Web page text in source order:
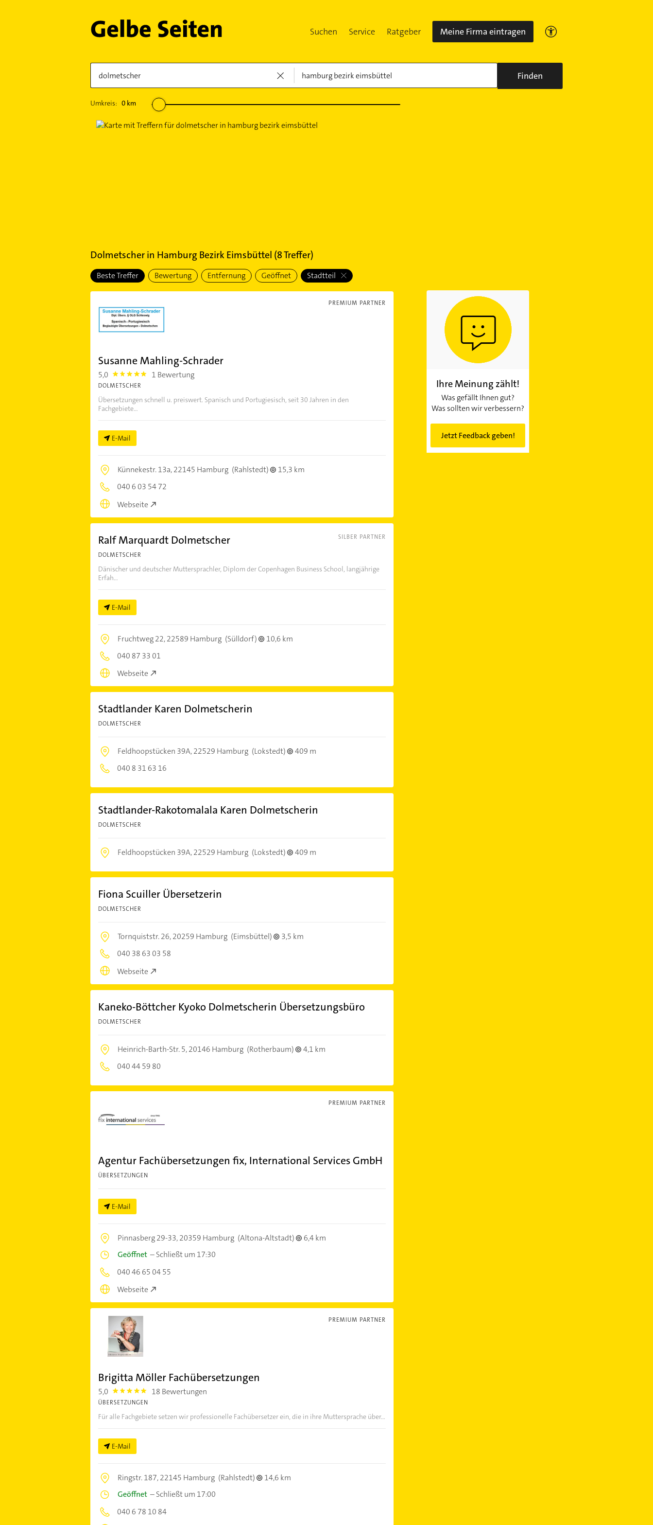
Suchen Service Ratgeber Meine Firma eintragen
Finden
Umkreis: 0km
Dolmetscherin Hamburg Bezirk Eimsbüttel (8Treffer)
Beste Treffer Bewertung Entfernung Geöffnet Stadtteil
PREMIUM PARTNER
Susanne Mahling-Schrader
5,0 5.0 1 Bewertung
DOLMETSCHER
Übersetzungen schnell u. preiswert. Spanisch und Portugiesisch, seit 30 Jahren in den
Fachgebiete...
E-Mail
Künnekestr. 13a,22145 Hamburg (Rahlstedt)
15,3 km
040 6 03 54 72
Webseite
SILBER PARTNER
Ralf Marquardt Dolmetscher
DOLMETSCHER
Dänischer und deutscher Muttersprachler, Diplom der Copenhagen Business School, langjährige
Erfah...
E-Mail
Fruchtweg 22,22589 Hamburg (Sülldorf)
10,6 km
040 87 33 01
Webseite
Stadtlander Karen Dolmetscherin
DOLMETSCHER
Feldhoopstücken 39A,22529 Hamburg (Lokstedt)
409 m
040 8 31 63 16
Stadtlander-Rakotomalala Karen Dolmetscherin
DOLMETSCHER
Feldhoopstücken 39A,22529 Hamburg (Lokstedt) 409 m
Fiona Scuiller Übersetzerin
DOLMETSCHER
Tornquiststr. 26,20259 Hamburg (Eimsbüttel)
3,5 km
040 38 63 03 58
Webseite
Kaneko-Böttcher Kyoko Dolmetscherin Übersetzungsbüro
DOLMETSCHER
Heinrich-Barth-Str. 5,20146 Hamburg (Rotherbaum)
4,1 km
040 44 59 80
PREMIUM PARTNER
Agentur Fachübersetzungen fix, International Services GmbH
ÜBERSETZUNGEN
E-Mail
Pinnasberg 29-33,20359 Hamburg (Altona-Altstadt)
6,4 km
Geöffnet–Schließt um 17:30
040 46 65 04 55
Webseite
PREMIUM PARTNER
Brigitta Möller Fachübersetzungen
5,0 5.0 18 Bewertungen
ÜBERSETZUNGEN
Für alle Fachgebiete setzen wir professionelle Fachübersetzer ein, die in ihre Muttersprache über...
E-Mail
Ringstr. 187,22145 Hamburg (Rahlstedt)
14,6 km
Geöffnet–Schließt um 17:00
040 6 78 10 84
Ihre Meinung zählt!
Was gefällt Ihnen gut?
Was sollten wir verbessern?
Jetzt Feedback geben!